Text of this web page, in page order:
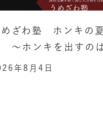
めざわ塾 ホンキの
～ホンキを出すの
年8月4日